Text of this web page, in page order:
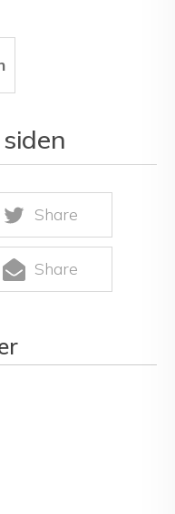
Share
Share